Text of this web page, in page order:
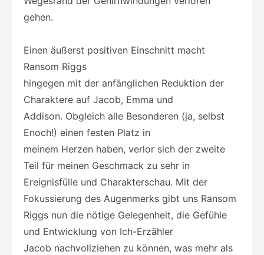
gehen.
Einen äußerst positiven Einschnitt macht
Ransom Riggs
hingegen mit der anfänglichen Reduktion der
Charaktere auf Jacob, Emma und
Addison. Obgleich alle Besonderen (ja, selbst
Enoch!) einen festen Platz in
meinem Herzen haben, verlor sich der zweite
Teil für meinen Geschmack zu sehr in
Ereignisfülle und Charakterschau. Mit der
Fokussierung des Augenmerks gibt uns Ransom
Riggs nun die nötige Gelegenheit, die Gefühle
und Entwicklung von Ich-Erzähler
Jacob nachvollziehen zu können, was mehr als